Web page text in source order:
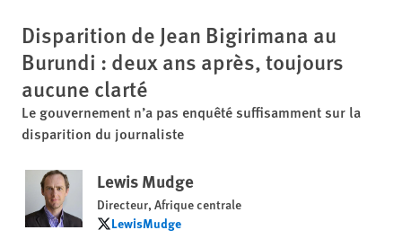
Disparition de Jean Bigirimana au
Burundi : deux ans après, toujours
aucune clarté
Le gouvernement n’a pas enquêté suffisamment sur la
disparition du journaliste
Lewis Mudge
Directeur, Afrique centrale
LewisMudge
LewisMudge